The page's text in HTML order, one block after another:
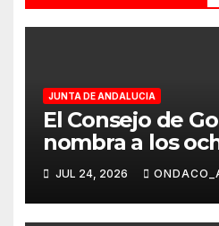
JUNTA DE ANDALUCIA
El Consejo de
nombra a los
provinciales de
Andalucía
JUL 24, 2026